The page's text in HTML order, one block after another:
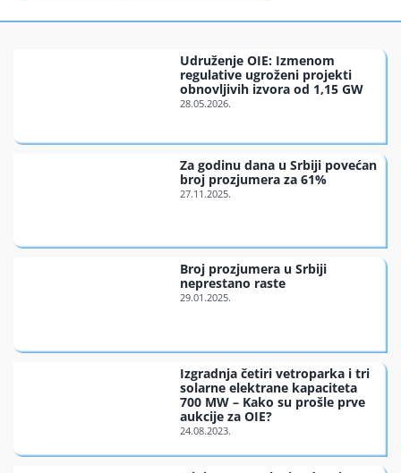
Zelena
O nama
Udruženje OIE: Izmenom
regulative ugroženi projekti
obnovljivih izvora od 1,15 GW
Za godinu dana u Srbiji povećan
broj prozjumera za 61%
Broj prozjumera u Srbiji
neprestano raste
Izgradnja četiri vetroparka i tri
solarne elektrane kapaciteta
700 MW – Kako su prošle prve
aukcije za OIE?